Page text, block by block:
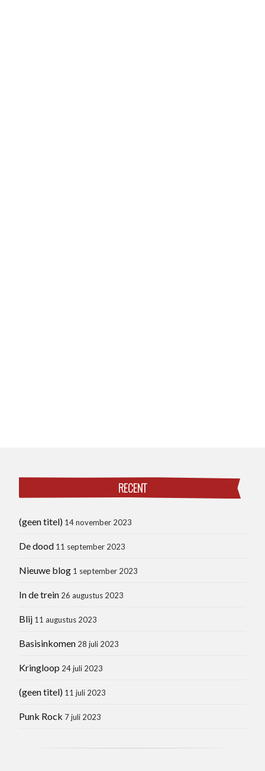
RECENT
(geen titel) 14 november 2023
De dood 11 september 2023
Nieuwe blog 1 september 2023
In de trein 26 augustus 2023
Blij 11 augustus 2023
Basisinkomen 28 juli 2023
Kringloop 24 juli 2023
(geen titel) 11 juli 2023
Punk Rock 7 juli 2023